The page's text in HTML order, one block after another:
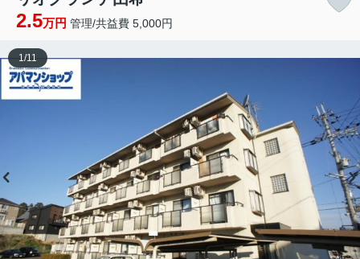
2.5万円 管理/共益費 5,000円
1/11